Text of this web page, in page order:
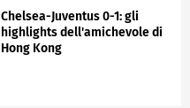
Chelsea-Juventus 0-1: gli
highlights dell'amichevole di
Hong Kong